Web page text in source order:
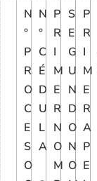
N
°
P
R
O
C
E
S
O
N
°
C
É
D
U
L
A
P
R
I
M
E
R
N
O
M
S
E
G
U
N
D
O
N
O
P
R
I
M
E
R
A
P
E